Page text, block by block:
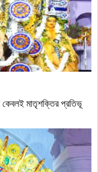
কেবলই মাতৃশক্তির প্রতিভূ